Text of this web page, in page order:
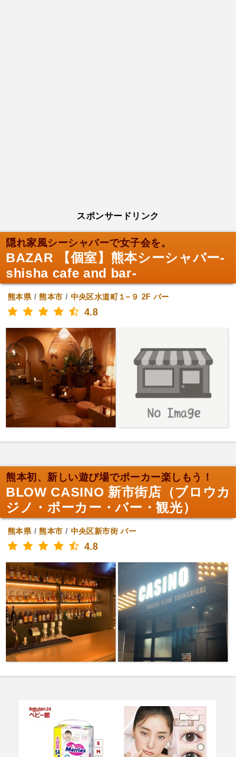
スポンサードリンク
隠れ家風シーシャバーで女子会を。
BAZAR 【個室】熊本シーシャバー-
shisha cafe and bar-
熊本県/熊本市 / 中央区水道町１−９ 2F バー
4.8
熊本初、新しい遊び場でポーカー楽しもう！
BLOW CASINO 新市街店（ブロウカ
ジノ・ポーカー・バー・観光）
熊本県/熊本市 / 中央区新市街 バー
4.8